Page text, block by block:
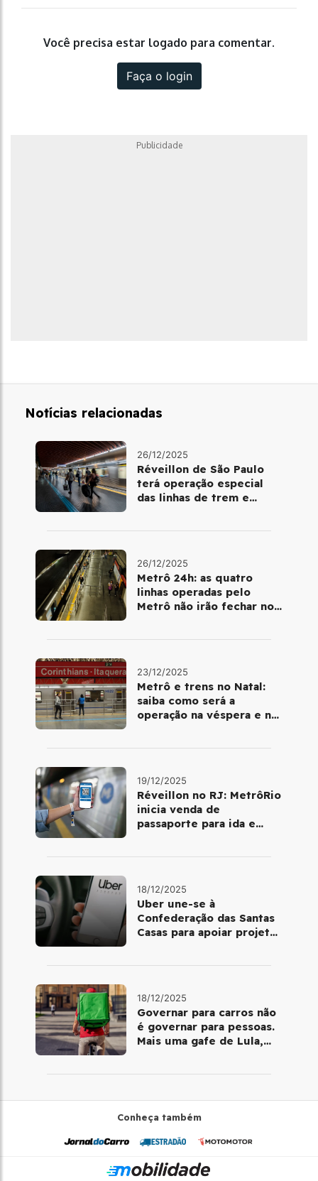
Você precisa estar logado para comentar.
Faça o login
Publicidade
Notícias relacionadas
26/12/2025
Réveillon de São Paulo
terá operação especial
das linhas de trem e
26/12/2025
Metrô 24h: as quatro
linhas operadas pelo
Metrô não irão fechar no
23/12/2025
Metrô e trens no Natal:
saiba como será a
operação na véspera e no
19/12/2025
Réveillon no RJ: MetrôRio
inicia venda de
passaporte para ida e
18/12/2025
Uber une-se à
Confederação das Santas
Casas para apoiar projetos
18/12/2025
Governar para carros não
é governar para pessoas.
Mais uma gafe de Lula,
Conheça também